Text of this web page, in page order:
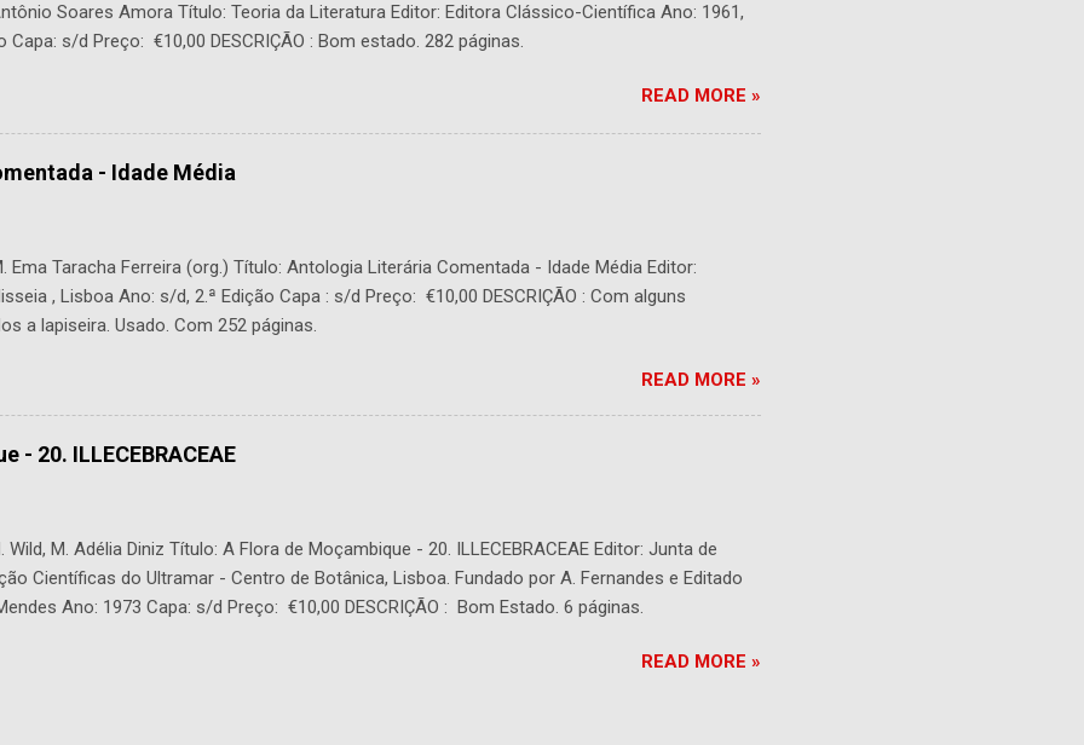
Soares Amora Título: Teoria da Literatura Editor: Editora Clássico-Científica Ano: 1961,
Capa: s/d Preço: €10,00 DESCRIÇÃO : Bom estado. 282 páginas.
READ MORE »
- Idade Média
Taracha Ferreira (org.) Título: Antologia Literária Comentada - Idade Média Editor:
, Lisboa Ano: s/d, 2.ª Edição Capa : s/d Preço: €10,00 DESCRIÇÃO : Com alguns
a lapiseira. Usado. Com 252 páginas.
READ MORE »
- 20. ILLECEBRACEAE
M. Adélia Diniz Título: A Flora de Moçambique - 20. ILLECEBRACEAE Editor: Junta de
Científicas do Ultramar - Centro de Botânica, Lisboa. Fundado por A. Fernandes e Editado
Ano: 1973 Capa: s/d Preço: €10,00 DESCRIÇÃO : Bom Estado. 6 páginas.
READ MORE »